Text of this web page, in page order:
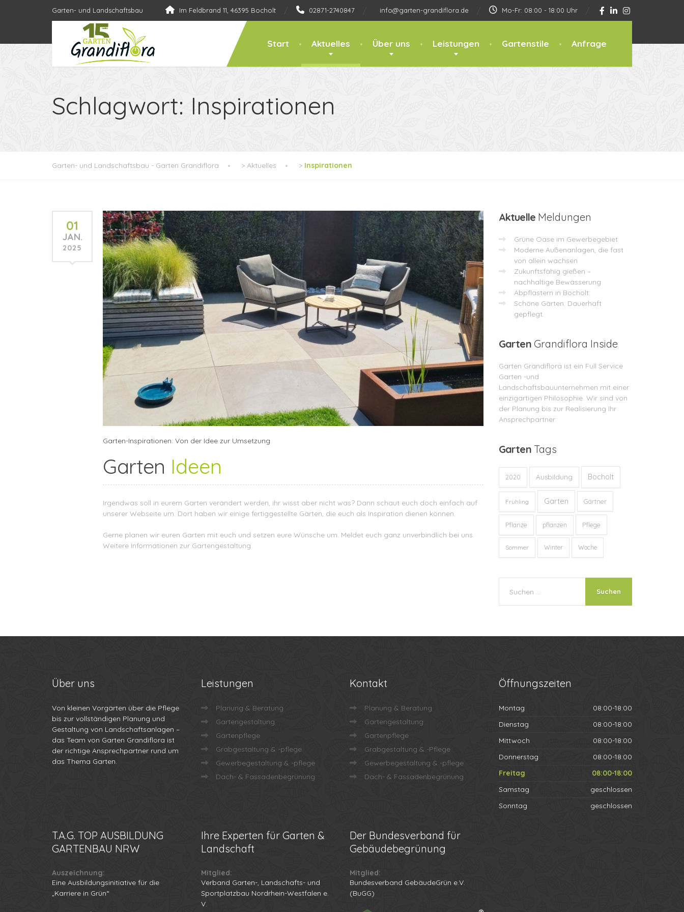
Garten- und Landschaftsbau Im Feldbrand 11, 46395 Bocholt 02871-2740847 info@garten-grandiflora.de Mo-Fr: 08:00 - 18:00 Uhr
Start Aktuelles Über uns Leistungen Gartenstile Anfrage
Schlagwort: Inspirationen
Garten- und Landschaftsbau - Garten Grandiflora > Aktuelles > Inspirationen
01
JAN.
2025
Garten-Inspirationen: Von der Idee zur Umsetzung
Garten Ideen
Irgendwas soll in eurem Garten verändert werden, ihr wisst aber nicht was? Dann schaut euch doch einfach auf
unserer Webseite um. Dort haben wir einige fertiggestellte Gärten, die euch als Inspiration dienen können.
Gerne planen wir euren Garten mit euch und setzen eure Wünsche um. Meldet euch ganz unverbindlich bei uns.
Weitere Informationen zur Gartengestaltung
Aktuelle Meldungen
Grüne Oase im Gewerbegebiet
Moderne Außenanlagen, die fast
von allein wachsen
Zukunftsfähig gießen –
nachhaltige Bewässerung
Abpflastern in Bocholt:
Schöne Gärten. Dauerhaft
gepflegt.
GartenGrandiflora Inside
Garten Grandiflora ist ein Full Service
Garten -und
Landschaftsbauunternehmen mit einer
einzigartigen Philosophie. Wir sind von
der Planung bis zur Realisierung Ihr
Ansprechpartner.
GartenTags
2020 Ausbildung Bocholt
Frühling Garten Gärtner
Pflanze pflanzen Pflege
Sommer Winter Woche
Über uns
Von kleinen Vorgärten über die Pflege
bis zur vollständigen Planung und
Gestaltung von Landschaftsanlagen –
das Team von Garten Grandiflora ist
der richtige Ansprechpartner rund um
das Thema Garten.
Leistungen
Planung & Beratung
Gartengestaltung
Gartenpflege
Grabgestaltung & -pflege
Gewerbegestaltung & -pflege
Dach- & Fassadenbegrünung
Kontakt
Planung & Beratung
Gartengestaltung
Gartenpflege
Grabgestaltung & -Pflege
Gewerbegestaltung & -pflege
Dach- & Fassadenbegrünung
Öffnungszeiten
Montag
08:00-18:00
Dienstag
08:00-18:00
Mittwoch
08:00-18:00
Donnerstag
08:00-18:00
Freitag
08:00-18:00
Samstag
geschlossen
Sonntag
geschlossen
T.A.G. TOP AUSBILDUNG
GARTENBAU NRW
Auszeichnung:
Eine Ausbildungsinitiative für die
„Karriere in Grün“
IhreExperten für Garten &
Landschaft
Mitglied:
Verband Garten-, Landschafts- und
Sportplatzbau Nordrhein-Westfalen e.
V.
Der Bundesverband für
Gebäudebegrünung
Mitglied:
Bundesverband GebäudeGrün e.V.
(BuGG)